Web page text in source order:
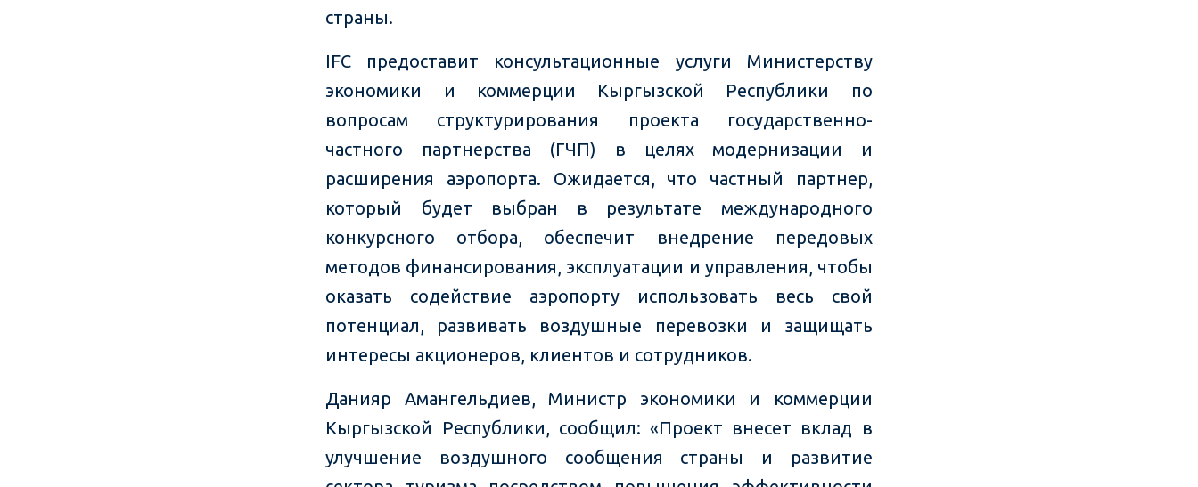
страны.
IFC предоставит консультационные услуги Министерству
экономики и коммерции Кыргызской Республики по
вопросам структурирования проекта государственно-
частного партнерства (ГЧП) в целях модернизации и
расширения аэропорта. Ожидается, что частный партнер,
который будет выбран в результате международного
конкурсного отбора, обеспечит внедрение передовых
методов финансирования, эксплуатации и управления, чтобы
оказать содействие аэропорту использовать весь свой
потенциал, развивать воздушные перевозки и защищать
интересы акционеров, клиентов и сотрудников.
Данияр Амангельдиев, Министр экономики и коммерции
Кыргызской Республики, сообщил: «Проект внесет вклад в
улучшение воздушного сообщения страны и развитие